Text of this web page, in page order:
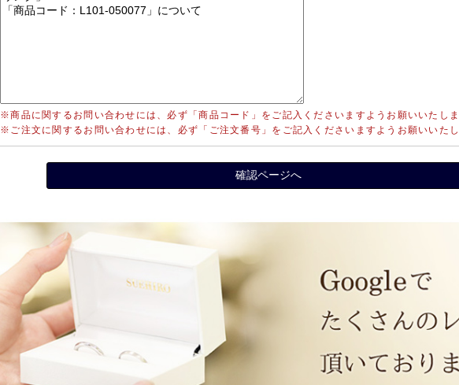
※商品に関するお問い合わせには、必ず「商品コード」をご記入くださいますようお願いいたしま
※ご注文に関するお問い合わせには、必ず「ご注文番号」をご記入くださいますようお願いいたし